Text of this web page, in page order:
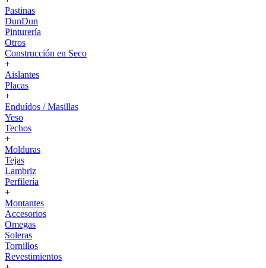
Pastinas
DunDun
Pinturería
Otros
Construcción en Seco
+
Aislantes
Placas
+
Enduídos / Masillas
Yeso
Techos
+
Molduras
Tejas
Lambriz
Perfilería
+
Montantes
Accesorios
Omegas
Soleras
Tornillos
Revestimientos